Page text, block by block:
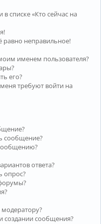
списке «Кто сейчас на
равно неправильное!
именем пользователя?
его?
требуют войти на
сообщение?
ответа?
опрос?
создании сообщения?